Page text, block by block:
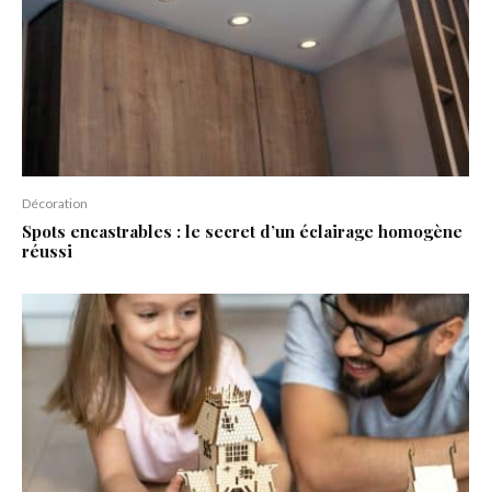
Décoration
Spots encastrables : le secret d’un éclairage homogène
réussi